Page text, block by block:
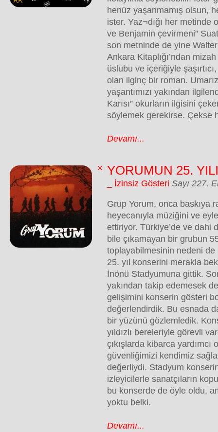
henüz yaşanmamış olsun,
ister. Yaz¬dığı her metinde
ve Benjamin çevirmeni” Suat
son metninde de yine
Ankara Kitaplığı’ndan
üslubu ve içeriğiyle
olan ilginç bir roman.
yaşantımızı yakından
Karısı” okurların ilgisini
söylemek gerekirse. Çekse
Devamı...
YORUMUN 25. YILI
_ İzinsiz Gösteri Sayı 227,
Grup Yorum, onca baskıya
heyecanıyla müziğini ve
ettiriyor. Türkiye’de ve dahi
bile çıkamayan bir grubun
toplayabilmesinin nedeni
25. yıl konserini merakla
İnönü Stadyumuna gittik.
yakından takip edemesek
gelişimini konserin gösteri
değerlendirdik. Bu esnada
bir yüzünü gözlemledik.
yıldızlı bereleriyle görevli
çıkışlarda kibarca yardımcı
güvenliğimizi kendimiz
değerliydi. Stadyum
izleyicilerle sanatçıların
bu konserde de öyle oldu,
yoktu belki.
Devamı...